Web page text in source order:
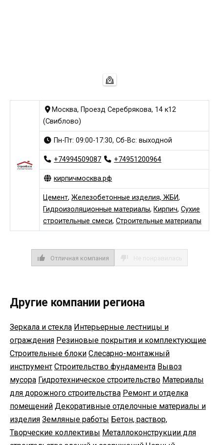
Москва, Проезд Серебрякова, 14 к12
(Свиблово)
Пн-Пт: 09:00-17:30, Сб-Вс: выходной
+74994509087 +74951200964
кирпичмосква.рф
Цемент,Железобетонные изделия, ЖБИ,
Гидроизоляционные материалы, Кирпич,Сухие
строительные смеси,Строительные материалы
Отличная компания
Другие компании региона
Зеркала и стекла Интерьерные лестницы и
ограждения Резиновые покрытия и комплектующие
Строительные блоки Слесарно-монтажный
инструмент Строительство фундамента Вывоз
мусора Гидротехническое строительство Материалы
для дорожного строительства Ремонт и отделка
помещений Декоративные отделочные материалы и
изделия Земляные работы Бетон, раствор,
Творческие коллективы Металлоконструкции для